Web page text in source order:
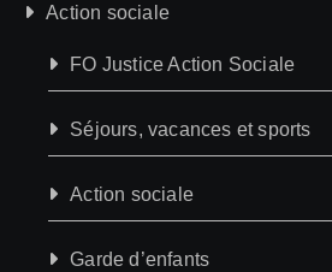
Action sociale
FO Justice Action Sociale
Séjours, vacances et sports
Action sociale
Garde d’enfants